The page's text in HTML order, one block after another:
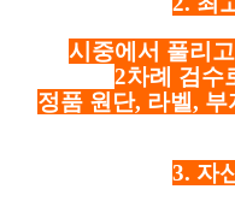
시중에서 풀리
2차례 검수
정품 원단, 라벨,
3. 자